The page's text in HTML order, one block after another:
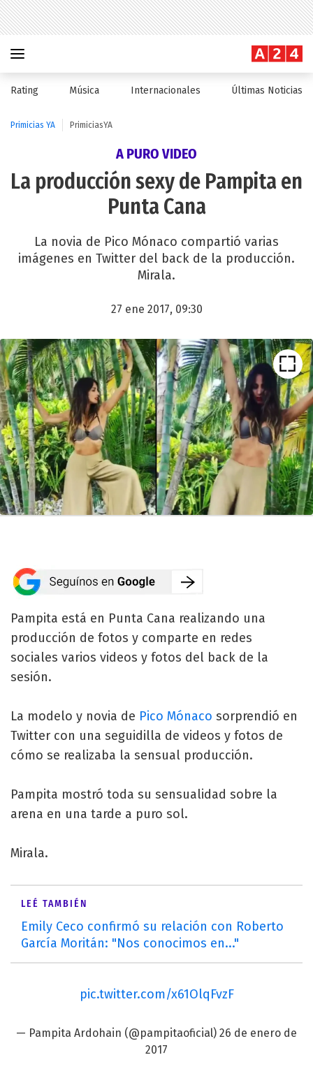
Rating Música Internacionales Últimas Noticias
Primicias YA PrimiciasYA
A PURO VIDEO
La producción sexy de Pampita en
Punta Cana
La novia de Pico Mónaco compartió varias
imágenes en Twitter del back de la producción.
Mirala.
27 ene 2017, 09:30
Pampita está en Punta Cana realizando una
producción de fotos y comparte en redes
sociales varios videos y fotos del back de la
sesión.
La modelo y novia de Pico Mónaco sorprendió en
Twitter con una seguidilla de videos y fotos de
cómo se realizaba la sensual producción.
Pampita mostró toda su sensualidad sobre la
arena en una tarde a puro sol.
Mirala.
LEÉ TAMBIÉN
Emily Ceco confirmó su relación con Roberto
García Moritán: "Nos conocimos en..."
pic.twitter.com/x61OlqFvzF
— Pampita Ardohain (@pampitaoficial) 26 de enero de
2017